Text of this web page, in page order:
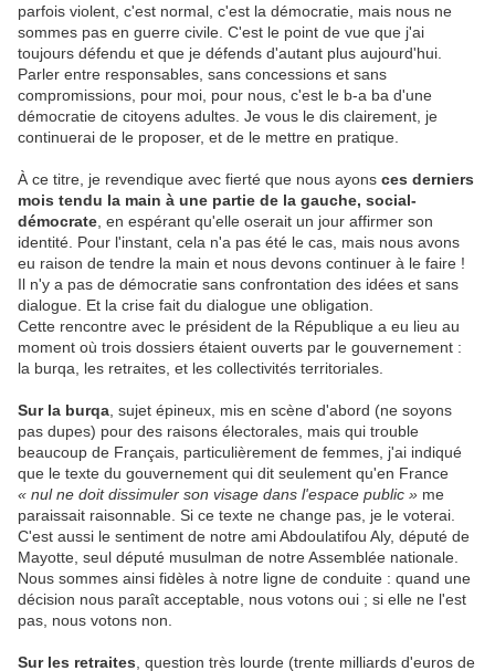
parfois violent, c'est normal, c'est la démocratie, mais nous ne
sommes pas en guerre civile. C'est le point de vue que j'ai
toujours défendu et que je défends d'autant plus aujourd'hui.
Parler entre responsables, sans concessions et sans
compromissions, pour moi, pour nous, c'est le b-a ba d'une
démocratie de citoyens adultes. Je vous le dis clairement, je
continuerai de le proposer, et de le mettre en pratique.
À ce titre, je revendique avec fierté que nous ayons ces derniers
mois tendu la main à une partie de la gauche, social-
démocrate , en espérant qu'elle oserait un jour affirmer son
identité. Pour l'instant, cela n'a pas été le cas, mais nous avons
eu raison de tendre la main et nous devons continuer à le faire !
Il n'y a pas de démocratie sans confrontation des idées et sans
dialogue. Et la crise fait du dialogue une obligation.
Cette rencontre avec le président de la République a eu lieu au
moment où trois dossiers étaient ouverts par le gouvernement :
la burqa, les retraites, et les collectivités territoriales.
Sur la burqa , sujet épineux, mis en scène d'abord (ne soyons
pas dupes) pour des raisons électorales, mais qui trouble
beaucoup de Français, particulièrement de femmes, j'ai indiqué
que le texte du gouvernement qui dit seulement qu'en France
« nul ne doit dissimuler son visage dans l'espace public » me
paraissait raisonnable. Si ce texte ne change pas, je le voterai.
C'est aussi le sentiment de notre ami Abdoulatifou Aly, député de
Mayotte, seul député musulman de notre Assemblée nationale.
Nous sommes ainsi fidèles à notre ligne de conduite : quand une
décision nous paraît acceptable, nous votons oui ; si elle ne l'est
pas, nous votons non.
Sur les retraites , question très lourde (trente milliards d'euros de